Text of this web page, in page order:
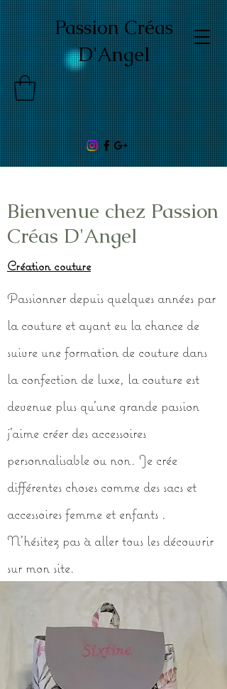
Passion Créas
D'Angel
Bienvenue chez Passion
Créas D'Angel
Création couture
Passionner depuis quelques années par
la couture et ayant eu la chance de
suivre une formation de couture dans
la confection de luxe, la couture est
devenue plus qu'une grande passion
j'aime créer des accessoires
personnalisable ou non. Je crée
différentes choses comme des sacs et
accessoires femme et enfants .
N'hésitez pas à aller tous les découvrir
sur mon site.